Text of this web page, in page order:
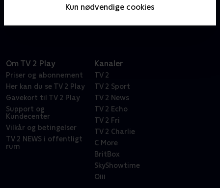
Kun nødvendige cookies
ordspil. Bare spørg den vanvittigt frustrerede Dr.
Om TV 2 Play
Priser og abonnement
Her kan du se TV 2 Play
Gavekort til TV 2 Play
Support og
Kundecenter
Vilkår og betingelser
TV 2 NEWS i offentligt
rum
Kanaler
TV 2
TV 2 Sport
TV 2 News
TV 2 Echo
TV 2 Fri
TV 2 Charlie
C More
BritBox
SkyShowtime
Oiii